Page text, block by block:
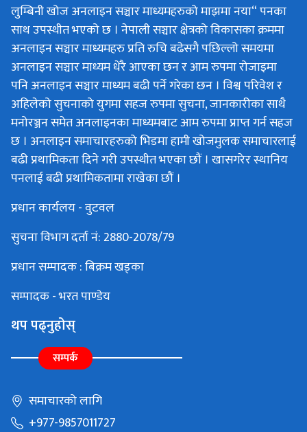
लुम्बिनी खोज अनलाइन सञ्चार माध्यमहरुको माझमा नया“ पनका
साथ उपस्थीत भएको छ । नेपाली सञ्चार क्षेत्रको विकासका क्रममा
अनलाइन सञ्चार माध्यमहरु प्रति रुचि बढेसगै पछिल्लो समयमा
अनलाइन सञ्चार माध्यम धेरै आएका छन र आम रुपमा रोजाइमा
पनि अनलाइन सञ्चार माध्यम बढी पर्ने गरेका छन । विश्व परिवेश र
अहिलेको सुचनाको युगमा सहज रुपमा सुचना, जानकारीका साथै
मनोरञ्जन समेत अनलाइनका माध्यमबाट आम रुपमा प्राप्त गर्न सहज
छ । अनलाइन समाचारहरुको भिडमा हामी खोजमुलक समाचारलाई
बढी प्रथामिकता दिने गरी उपस्थीत भएका छौं । खासगरेर स्थानिय
पनलाई बढी प्रथामिकतामा राखेका छौं ।
प्रधान कार्यलय - वुटवल
सुचना विभाग दर्ता नं: 2880-2078/79
प्रधान सम्पादक : बिक्रम खड्का
सम्पादक - भरत पाण्डेय
थप पढ्नुहोस्
सम्पर्क
समाचारको लागि
+977-9857011727